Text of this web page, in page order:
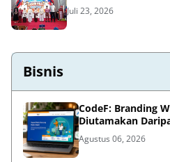
Juli 23, 2026
Bisnis
CodeF: Branding
Diutamakan
Agustus 06, 2026